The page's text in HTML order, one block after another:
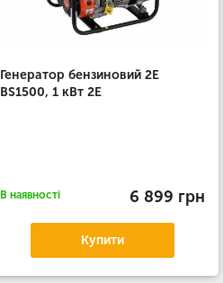
Генератор бензиновий 2E
BS1500, 1 кВт 2E
В наявності 6 899 грн
Купити